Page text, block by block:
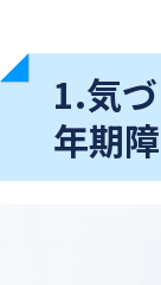
1.気
年期